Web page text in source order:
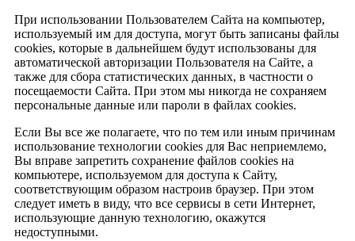
При использовании Пользователем Сайта на компьютер,
используемый им для доступа, могут быть записаны файлы
cookies, которые в дальнейшем будут использованы для
автоматической авторизации Пользователя на Сайте, а
также для сбора статистических данных, в частности о
посещаемости Сайта. При этом мы никогда не сохраняем
персональные данные или пароли в файлах cookies.
Если Вы все же полагаете, что по тем или иным причинам
использование технологии cookies для Вас неприемлемо,
Вы вправе запретить сохранение файлов cookies на
компьютере, используемом для доступа к Сайту,
соответствующим образом настроив браузер. При этом
следует иметь в виду, что все сервисы в сети Интернет,
использующие данную технологию, окажутся
недоступными.